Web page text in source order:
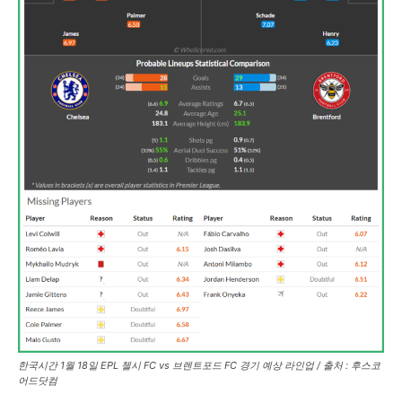
한국시간 1월 18일 EPL 첼시 FC vs 브렌트포드 FC 경기 예상 라인업 / 출처 : 후스코
어드닷컴